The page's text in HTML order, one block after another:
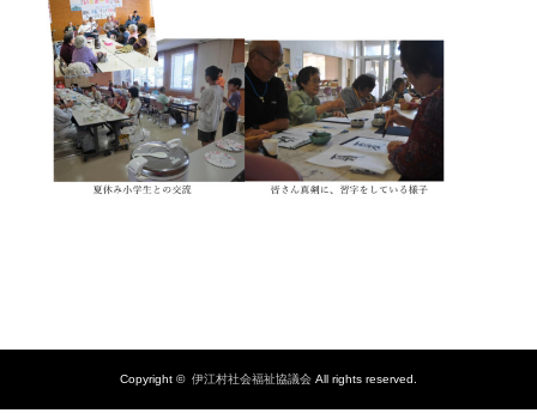
Copyright © 伊江村社会福祉協議会 All rights reserved.